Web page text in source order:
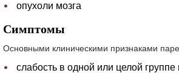
опухоли мозга
Симптомы
Основными клиническими признаками
слабость в одной или целой